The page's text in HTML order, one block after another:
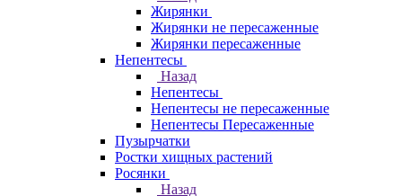
Жирянки
Жирянки не пересаженные
Жирянки пересаженные
Непентесы
Назад
Непентесы
Непентесы не пересаженные
Непентесы Пересаженные
Пузырчатки
Ростки хищных растений
Росянки
Назад